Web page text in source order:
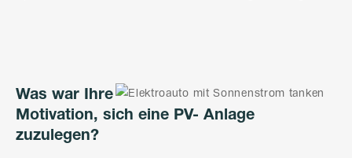
Was war Ihre
Motivation, sich eine PV- Anlage
zuzulegen?